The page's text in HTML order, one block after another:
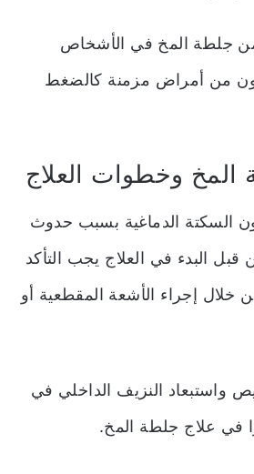
جلطة المخ في الأشخاص
من أمراض مزمنة كالضغط
وخطوات العلاج
السكتة الدماغية بسبب حدوث
البدء في العلاج يجب التأكد
إجراء الأشعة المقطعية أو
واستبعاد النزيف الداخلي في
في علاج جلطة المخ.